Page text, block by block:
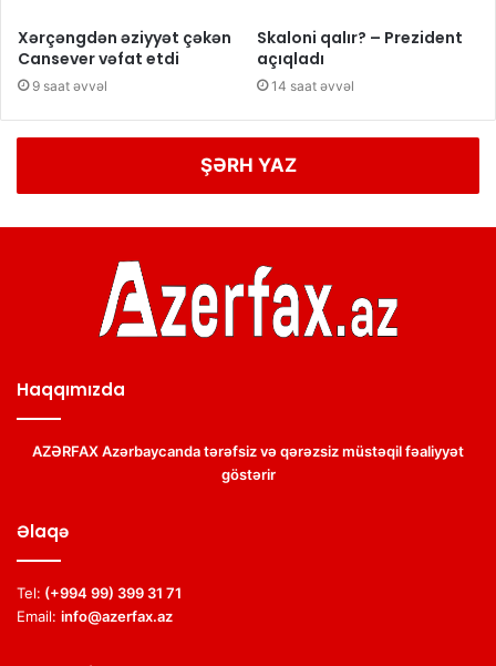
Xərçəngdən əziyyət çəkən
Cansever vəfat etdi
9 saat əvvəl
Skaloni qalır? – Prezident
açıqladı
14 saat əvvəl
ŞƏRH YAZ
Haqqımızda
AZƏRFAX Azərbaycanda tərəfsiz və qərəzsiz müstəqil fəaliyyət
göstərir
Əlaqə
Tel: (+994 99) 399 31 71
Email: info@azerfax.az